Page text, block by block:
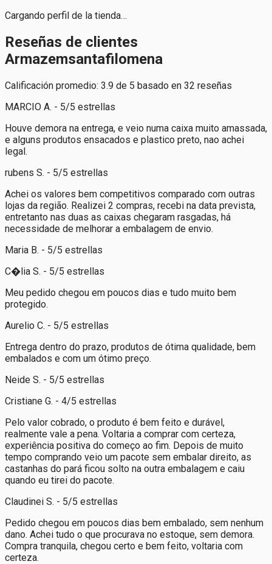
Cargando perfil de la tienda…
Reseñas de clientes
Armazemsantafilomena
Calificación promedio: 3.9 de 5 basado en 32 reseñas
MARCIO A. - 5/5 estrellas
Houve demora na entrega, e veio numa caixa muito amassada,
e alguns produtos ensacados e plastico preto, nao achei
legal.
rubens S. - 5/5 estrellas
Achei os valores bem competitivos comparado com outras
lojas da região. Realizei 2 compras, recebi na data prevista,
entretanto nas duas as caixas chegaram rasgadas, há
necessidade de melhorar a embalagem de envio.
Maria B. - 5/5 estrellas
C�lia S. - 5/5 estrellas
Meu pedido chegou em poucos dias e tudo muito bem
protegido.
Aurelio C. - 5/5 estrellas
Entrega dentro do prazo, produtos de ótima qualidade, bem
embalados e com um ótimo preço.
Neide S. - 5/5 estrellas
Cristiane G. - 4/5 estrellas
Pelo valor cobrado, o produto é bem feito e durável,
realmente vale a pena. Voltaria a comprar com certeza,
experiência positiva do começo ao fim. Depois de muito
tempo comprando veio um pacote sem embalar direito, as
castanhas do pará ficou solto na outra embalagem e caiu
quando eu tirei do pacote.
Claudinei S. - 5/5 estrellas
Pedido chegou em poucos dias bem embalado, sem nenhum
dano. Achei tudo o que procurava no estoque, sem demora.
Compra tranquila, chegou certo e bem feito, voltaria com
certeza.